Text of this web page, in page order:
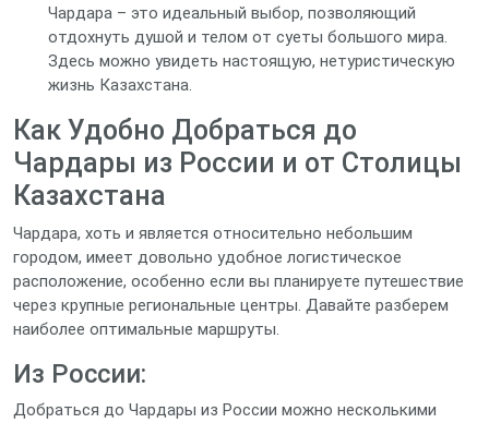
Чардара – это идеальный выбор, позволяющий
отдохнуть душой и телом от суеты большого мира.
Здесь можно увидеть настоящую, нетуристическую
жизнь Казахстана.
Как Удобно Добраться до
Чардары из России и от Столицы
Казахстана
Чардара, хоть и является относительно небольшим
городом, имеет довольно удобное логистическое
расположение, особенно если вы планируете путешествие
через крупные региональные центры. Давайте разберем
наиболее оптимальные маршруты.
Из России:
Добраться до Чардары из России можно несколькими